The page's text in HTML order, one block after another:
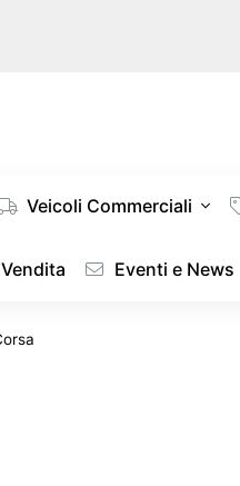
Veicoli Commerciali
Eventi e News